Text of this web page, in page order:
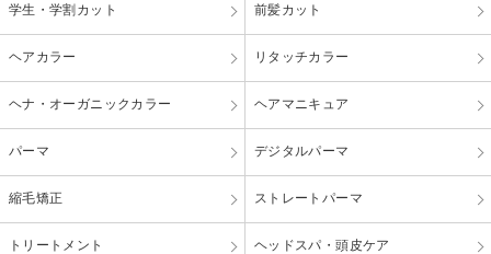
学生・学割カット 前髪カット
ヘアカラー リタッチカラー
ヘナ・オーガニックカラー ヘアマニキュア
パーマ デジタルパーマ
縮毛矯正 ストレートパーマ
トリートメント ヘッドスパ・頭皮ケア